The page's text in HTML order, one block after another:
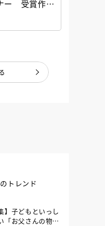
ー 受賞作家
本創作実践
トレンド
】子どもといっし
「お父さんの物